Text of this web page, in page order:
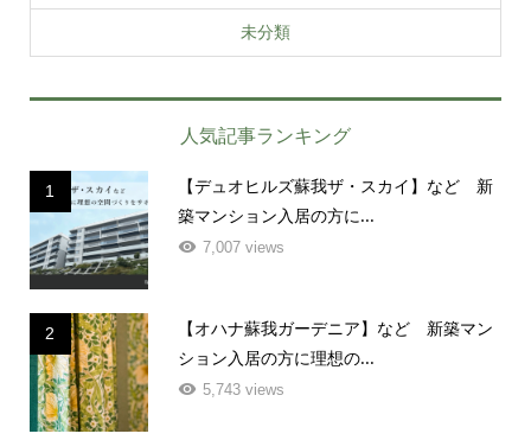
未分類
人気記事ランキング
1
【デュオヒルズ蘇我ザ・スカイ】など 新
築マンション入居の方に...
7,007 views
2
【オハナ蘇我ガーデニア】など 新築マン
ション入居の方に理想の...
5,743 views